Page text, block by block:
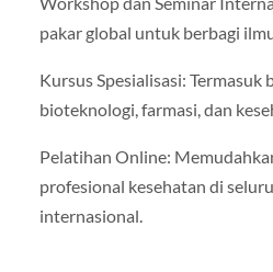
pakar global untuk berbagi
Kursus Spesialisasi: Termasuk
bioteknologi, farmasi, dan
Pelatihan Online:
profesional kesehatan di
internasional.